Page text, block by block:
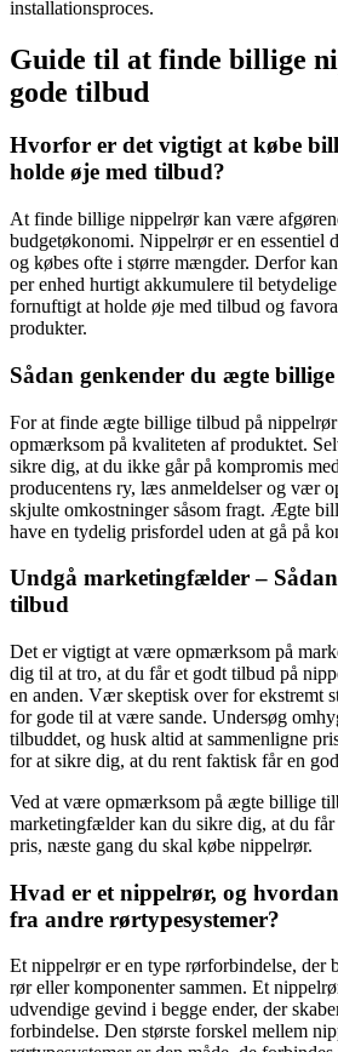
installationsproces.
Guide til at finde billige
gode tilbud
Hvorfor er det vigtigt at købe
holde øje med tilbud?
At finde billige nippelrør kan være
budgetøkonomi. Nippelrør er en essentiel
og købes ofte i større mængder. Derfor
per enhed hurtigt akkumulere til
fornuftigt at holde øje med tilbud og
produkter.
Sådan genkender du ægte
For at finde ægte billige tilbud på
opmærksom på kvaliteten af produktet.
sikre dig, at du ikke går på kompromis
producentens ry, læs anmeldelser og vær
skjulte omkostninger såsom fragt. Ægte
have en tydelig prisfordel uden at gå på
Undgå marketingfælder –
tilbud
Det er vigtigt at være opmærksom på
dig til at tro, at du får et godt tilbud på
en anden. Vær skeptisk over for ekstremt
for gode til at være sande. Undersøg
tilbuddet, og husk altid at sammenligne
for at sikre dig, at du rent faktisk får en
Ved at være opmærksom på ægte billige
marketingfælder kan du sikre dig, at du
pris, næste gang du skal købe nippelrør.
Hvad er et nippelrør, og
fra andre rørtypesystemer?
Et nippelrør er en type rørforbindelse, der
rør eller komponenter sammen. Et
udvendige gevind i begge ender, der
forbindelse. Den største forskel mellem